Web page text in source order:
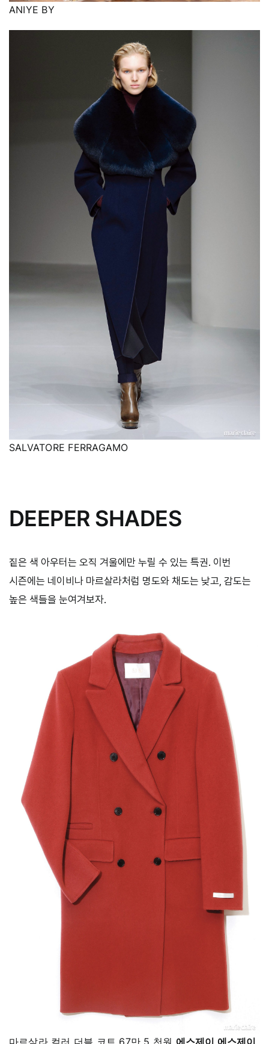
ANIYE BY
SALVATORE FERRAGAMO
DEEPER SHADES
짙은 색 아우터는 오직 겨울에만 누릴 수 있는 특권. 이번
시즌에는 네이비나 마르살라처럼 명도와 채도는 낮고, 감도는
높은 색들을 눈여겨보자.